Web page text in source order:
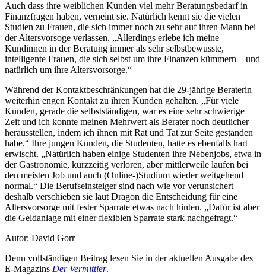
Auch dass ihre weiblichen Kunden viel mehr Beratungsbedarf in
Finanzfragen haben, verneint sie. Natürlich kennt sie die vielen
Studien zu Frauen, die sich immer noch zu sehr auf ihren Mann bei
der Altersvorsoge verlassen. „Allerdings erlebe ich meine
Kundinnen in der Beratung immer als sehr selbstbewusste,
intelligente Frauen, die sich selbst um ihre Finanzen kümmern – und
natürlich um ihre Altersvorsorge.“
Während der Kontaktbeschränkungen hat die 29-jährige Beraterin
weiterhin engen Kontakt zu ihren Kunden gehalten. „Für viele
Kunden, gerade die selbstständigen, war es eine sehr schwierige
Zeit und ich konnte meinen Mehrwert als Berater noch deutlicher
herausstellen, indem ich ihnen mit Rat und Tat zur Seite gestanden
habe.“ Ihre jungen Kunden, die Studenten, hatte es ebenfalls hart
erwischt. „Natürlich haben einige Studenten ihre Nebenjobs, etwa in
der Gastronomie, kurzzeitig verloren, aber mittlerweile laufen bei
den meisten Job und auch (Online-)Studium wieder weitgehend
normal.“ Die Berufseinsteiger sind nach wie vor verunsichert
deshalb verschieben sie laut Dragon die Entscheidung für eine
Altersvorsorge mit fester Sparrate etwas nach hinten. „Dafür ist aber
die Geldanlage mit einer flexiblen Sparrate stark nachgefragt.“
Autor: David Gorr
Denn vollständigen Beitrag lesen Sie in der aktuellen Ausgabe des
E-Magazins Der Vermittler.